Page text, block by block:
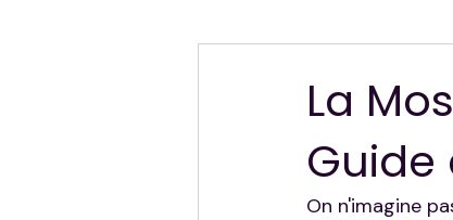
La
Guide
On n'imagine